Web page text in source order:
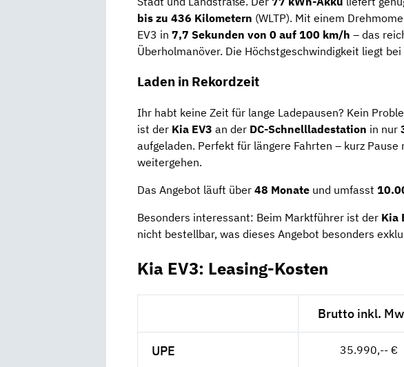
bis zu 436 Kilometern (WLTP). Mit einem
EV3 in 7,7 Sekunden von 0 auf 100 km/h – das
Überholmanöver. Die Höchstgeschwindigkeit liegt bei
Laden in Rekordzeit
Ihr habt keine Zeit für lange Ladepausen? Kein
ist der Kia EV3 an der DC-Schnellladestation in nur
aufgeladen. Perfekt für längere Fahrten – kurz Pause
weitergehen.
Das Angebot läuft über 48 Monate und umfasst
Besonders interessant: Beim Marktführer ist der Kia
nicht bestellbar, was dieses Angebot besonders
Kia EV3: Leasing-Kosten
Brutto inkl.
UPE 35.990,-- €